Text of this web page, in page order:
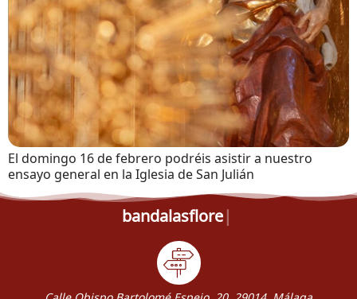
El domingo 16 de febrero podréis asistir a nuestro
ensayo general en la Iglesia de San Julián
bandalasflores.